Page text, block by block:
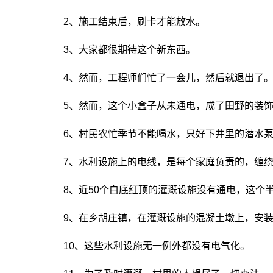
2、施工结束后，刷卡才能放水。
3、大家都很期待这个新东西。
4、然而，工程师们忙了一会儿，然后就退出了。
5、然而，这个小盒子从未通电，成了田野的装
6、村民农忙季节不能喝水，只好下井里的潜水
7、水利设施上的电线，是每个家庭负责的，缠
8、近50个白底红顶的灌溉设施没有通电，这个
9、在乡胡庄镇，在灌溉设施的混凝土墩上，安
10、这些水利设施无一例外都没有电气化。